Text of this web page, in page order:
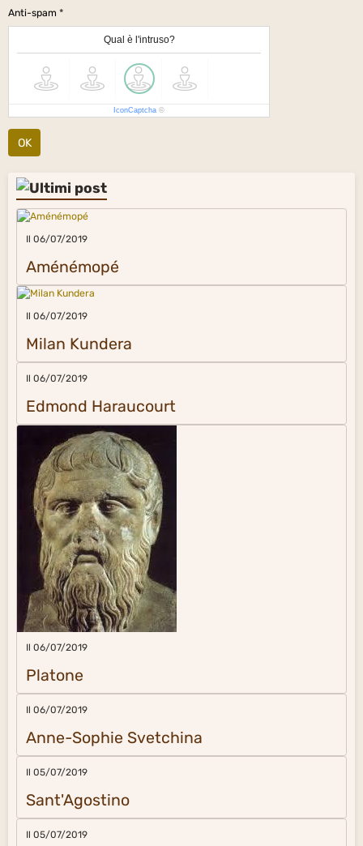
Anti-spam
Qual è l'intruso?
IconCaptcha ©
OK
Il 06/07/2019
Aménémopé
Il 06/07/2019
Milan Kundera
Il 06/07/2019
Edmond Haraucourt
Il 06/07/2019
Platone
Il 06/07/2019
Anne-Sophie Svetchina
Il 05/07/2019
Sant'Agostino
Il 05/07/2019